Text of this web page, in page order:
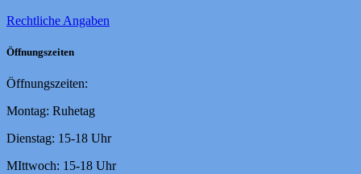
Rechtliche Angaben
Öffnungszeiten
Öffnungszeiten:
Montag: Ruhetag
Dienstag: 15-18 Uhr
MIttwoch: 15-18 Uhr